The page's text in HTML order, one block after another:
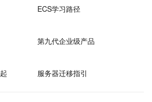
ECS学习路径
第九代企业级产品
服务器迁移指引